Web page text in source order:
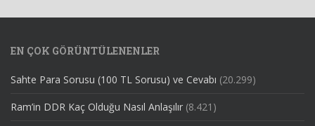
EN ÇOK GÖRÜNTÜLENENLER
Sahte Para Sorusu (100 TL Sorusu) ve Cevabı (20.299)
Ram’in DDR Kaç Olduğu Nasıl Anlaşılır (8.421)